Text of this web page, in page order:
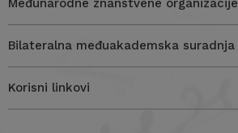
Međunarodne znanstvene organizacije
Bilateralna međuakademska suradnja
Korisni linkovi